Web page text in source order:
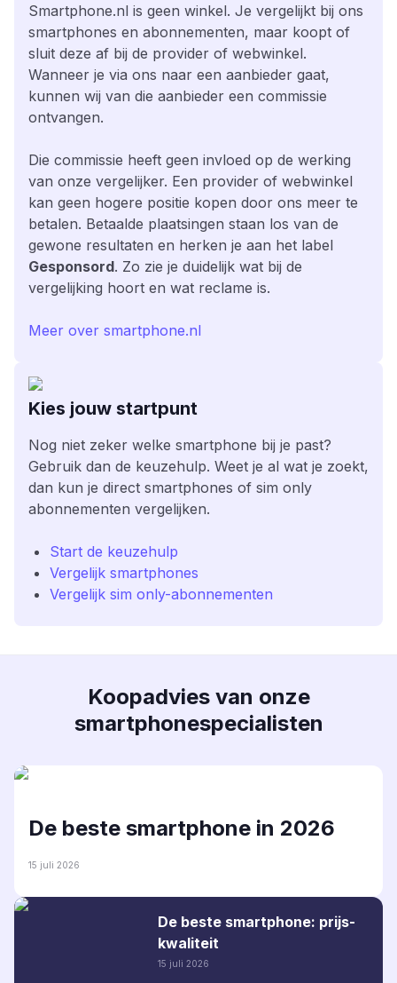
Smartphone.nl is geen winkel. Je vergelijkt bij ons
smartphones en abonnementen, maar koopt of
sluit deze af bij de provider of webwinkel.
Wanneer je via ons naar een aanbieder gaat,
kunnen wij van die aanbieder een commissie
ontvangen.
Die commissie heeft geen invloed op de werking
van onze vergelijker. Een provider of webwinkel
kan geen hogere positie kopen door ons meer te
betalen. Betaalde plaatsingen staan los van de
gewone resultaten en herken je aan het label
Gesponsord. Zo zie je duidelijk wat bij de
vergelijking hoort en wat reclame is.
Meer over smartphone.nl
Kies jouw startpunt
Nog niet zeker welke smartphone bij je past?
Gebruik dan de keuzehulp. Weet je al wat je zoekt,
dan kun je direct smartphones of sim only
abonnementen vergelijken.
Start de keuzehulp
Vergelijk smartphones
Vergelijk sim only-abonnementen
Koopadvies van onze
smartphonespecialisten
De beste smartphone in 2026
15 juli 2026
De beste smartphone: prijs-
kwaliteit
15 juli 2026